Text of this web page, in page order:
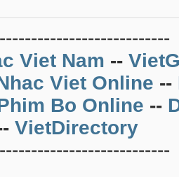
Viet Nam --
Viet Online --
Bo Online --
VietDirectory